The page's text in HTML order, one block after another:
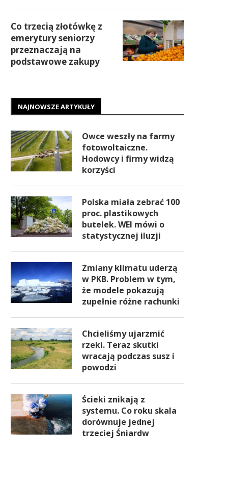
Co trzecią złotówkę z
emerytury seniorzy
przeznaczają na
podstawowe zakupy
NAJNOWSZE ARTYKUŁY
Owce weszły na farmy
fotowoltaiczne.
Hodowcy i firmy widzą
korzyści
Polska miała zebrać 100
proc. plastikowych
butelek. WEI mówi o
statystycznej iluzji
Zmiany klimatu uderzą
w PKB. Problem w tym,
że modele pokazują
zupełnie różne rachunki
Chcieliśmy ujarzmić
rzeki. Teraz skutki
wracają podczas susz i
powodzi
Ścieki znikają z
systemu. Co roku skala
dorównuje jednej
trzeciej Śniardw